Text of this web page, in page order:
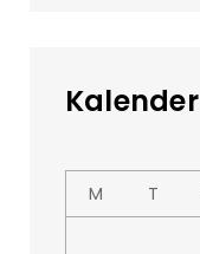
Kalender
M T